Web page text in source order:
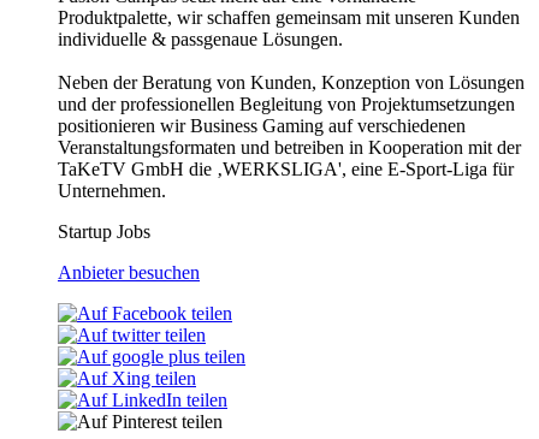
Produktpalette, wir schaffen gemeinsam mit unseren Kunden
individuelle & passgenaue Lösungen.
Neben der Beratung von Kunden, Konzeption von Lösungen
und der professionellen Begleitung von Projektumsetzungen
positionieren wir Business Gaming auf verschiedenen
Veranstaltungsformaten und betreiben in Kooperation mit der
TaKeTV GmbH die ‚WERKSLIGA', eine E-Sport-Liga für
Unternehmen.
Startup Jobs
Anbieter besuchen